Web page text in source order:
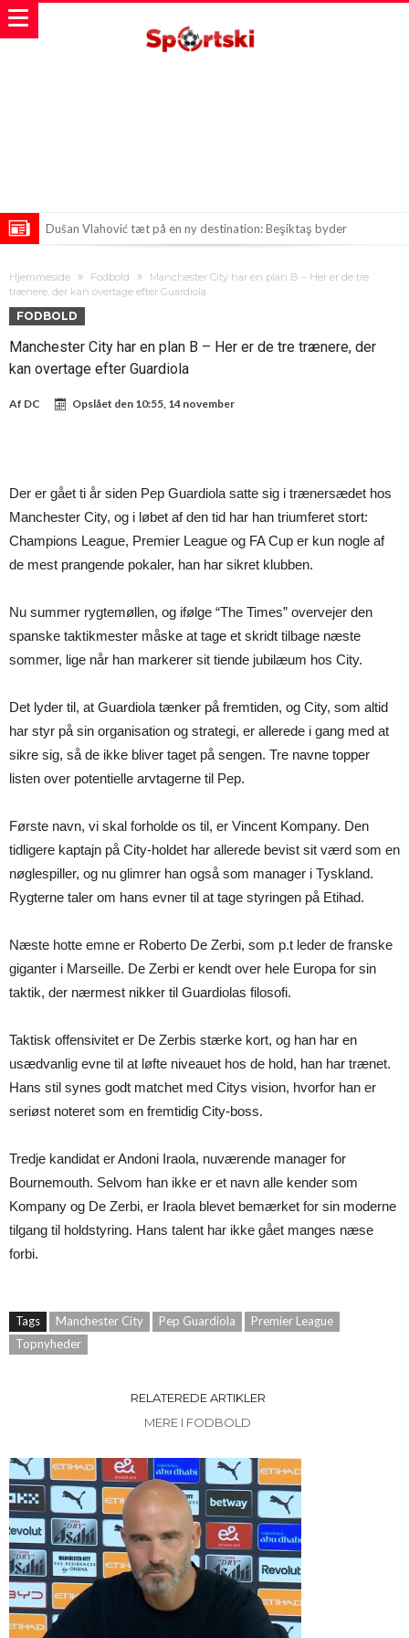
Dušan Vlahović tæt på en ny destination: Beşiktaş byder
Harry Kane forbliver hos Bayern: En lys fremtid
Hjemmeside Fodbold
Manchester City har en plan B – Her er de tre
trænere, der kan overtage efter Guardiola
FODBOLD
Manchester City har en plan B – Her er de tre trænere, der
kan overtage efter Guardiola
Af DC Opslået den 10:55, 14 november
Der er gået ti år siden Pep Guardiola satte sig i trænersædet hos
Manchester City, og i løbet af den tid har han triumferet stort:
Champions League, Premier League og FA Cup er kun nogle af
de mest prangende pokaler, han har sikret klubben.
Nu summer rygtemøllen, og ifølge “The Times” overvejer den
spanske taktikmester måske at tage et skridt tilbage næste
sommer, lige når han markerer sit tiende jubilæum hos City.
Det lyder til, at Guardiola tænker på fremtiden, og City, som altid
har styr på sin organisation og strategi, er allerede i gang med at
sikre sig, så de ikke bliver taget på sengen. Tre navne topper
listen over potentielle arvtagerne til Pep.
Første navn, vi skal forholde os til, er Vincent Kompany. Den
tidligere kaptajn på City-holdet har allerede bevist sit værd som en
nøglespiller, og nu glimrer han også som manager i Tyskland.
Rygterne taler om hans evner til at tage styringen på Etihad.
Næste hotte emne er Roberto De Zerbi, som p.t leder de franske
giganter i Marseille. De Zerbi er kendt over hele Europa for sin
taktik, der nærmest nikker til Guardiolas filosofi.
Taktisk offensivitet er De Zerbis stærke kort, og han har en
usædvanlig evne til at løfte niveauet hos de hold, han har trænet.
Hans stil synes godt matchet med Citys vision, hvorfor han er
seriøst noteret som en fremtidig City-boss.
Tredje kandidat er Andoni Iraola, nuværende manager for
Bournemouth. Selvom han ikke er et navn alle kender som
Kompany og De Zerbi, er Iraola blevet bemærket for sin moderne
tilgang til holdstyring. Hans talent har ikke gået manges næse
forbi.
Tags Manchester City Pep Guardiola
Premier League
Topnyheder
RELATEREDE ARTIKLER
MERE I FODBOLD